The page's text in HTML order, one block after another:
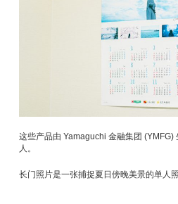
这些产品由 Yamaguchi 金融集团 (YMFG)
人。
长门照片是一张捕捉夏日傍晚美景的单人照